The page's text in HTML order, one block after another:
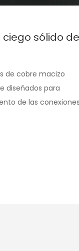
ciego sólido de
de cobre macizo
diseñados para
de las conexiones